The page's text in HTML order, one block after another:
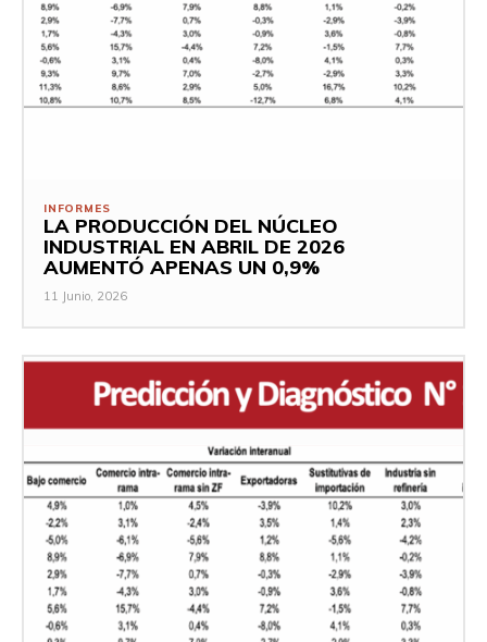
INFORMES
LA PRODUCCIÓN DEL NÚCLEO
INDUSTRIAL EN ABRIL DE 2026
AUMENTÓ APENAS UN 0,9%
11 Junio, 2026